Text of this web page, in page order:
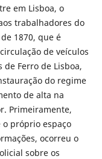
em Lisboa, o
trabalhadores do
1870, que é
de veículos
Ferro de Lisboa,
do regime
de alta na
Primeiramente,
o próprio espaço
ocorreu o
sobre os